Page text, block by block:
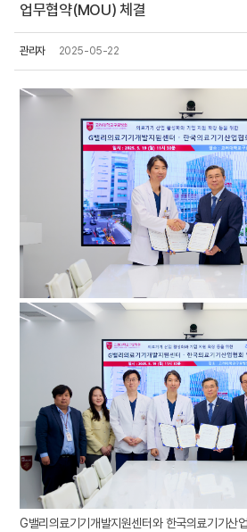
업무협약(MOU) 체결
관리자 2025-05-22
G밸리의료기기개발지원센터와 한국의료기기산